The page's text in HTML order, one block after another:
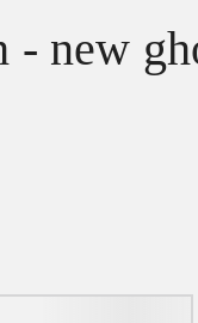
- new